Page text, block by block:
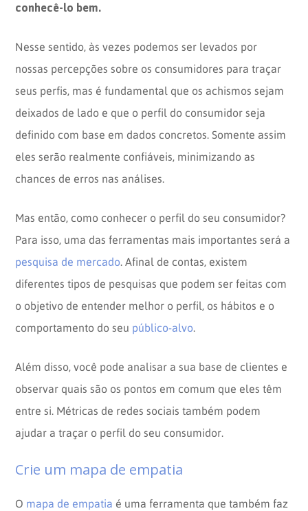
conhecê-lo bem.
Nesse sentido, às vezes podemos ser levados por
nossas percepções sobre os consumidores para traçar
seus perfis, mas é fundamental que os achismos sejam
deixados de lado e que o perfil do consumidor seja
definido com base em dados concretos. Somente assim
eles serão realmente confiáveis, minimizando as
chances de erros nas análises.
Mas então, como conhecer o perfil do seu consumidor?
Para isso, uma das ferramentas mais importantes será a
pesquisa de mercado. Afinal de contas, existem
diferentes tipos de pesquisas que podem ser feitas com
o objetivo de entender melhor o perfil, os hábitos e o
comportamento do seu público-alvo.
Além disso, você pode analisar a sua base de clientes e
observar quais são os pontos em comum que eles têm
entre si. Métricas de redes sociais também podem
ajudar a traçar o perfil do seu consumidor.
Crie um mapa de empatia
O mapa de empatia é uma ferramenta que também faz